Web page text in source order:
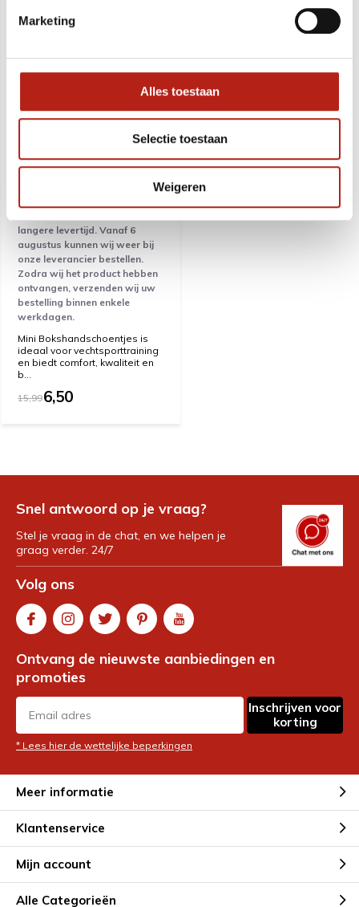
Marketing
Alles toestaan
Selectie toestaan
Weigeren
langere levertijd. Vanaf 6
augustus kunnen wij weer bij
onze leverancier bestellen.
Zodra wij het product hebben
ontvangen, verzenden wij uw
bestelling binnen enkele
werkdagen.
Mini Bokshandschoentjes is
ideaal voor vechtsporttraining
en biedt comfort, kwaliteit en
b...
15,996,50
Snel antwoord op je vraag?
Stel je vraag in de chat, en we helpen je
graag verder. 24/7
Volg ons
Ontvang de nieuwste aanbiedingen en
promoties
Inschrijven voor
korting
* Lees hier de wettelijke beperkingen
Meer informatie
Klantenservice
Mijn account
Alle Categorieën